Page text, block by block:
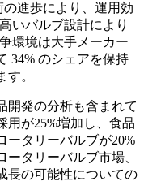
進歩により、運用効
いバルブ設計により
環境は大手メーカー
34% のシェアを保持
。
開発の分析も含まれて
用が25%増加し、食品
ータリーバルブが20%
タリーバルブ市場、
長の可能性についての